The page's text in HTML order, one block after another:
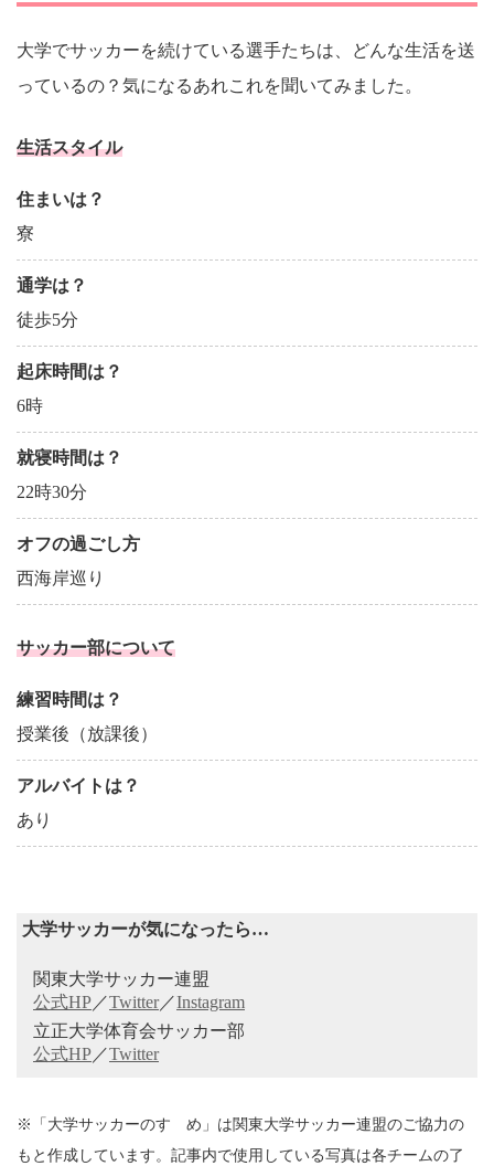
大学でサッカーを続けている選手たちは、どんな生活を送
っているの？気になるあれこれを聞いてみました。
生活スタイル
住まいは？
寮
通学は？
徒歩5分
起床時間は？
6時
就寝時間は？
22時30分
オフの過ごし方
西海岸巡り
サッカー部について
練習時間は？
授業後（放課後）
アルバイトは？
あり
大学サッカーが気になったら…
関東大学サッカー連盟
公式HP ／Twitter／Instagram
立正大学体育会サッカー部
公式HP ／Twitter
※「大学サッカーのすゝめ」は関東大学サッカー連盟のご協力の
もと作成しています。記事内で使用している写真は各チームの了